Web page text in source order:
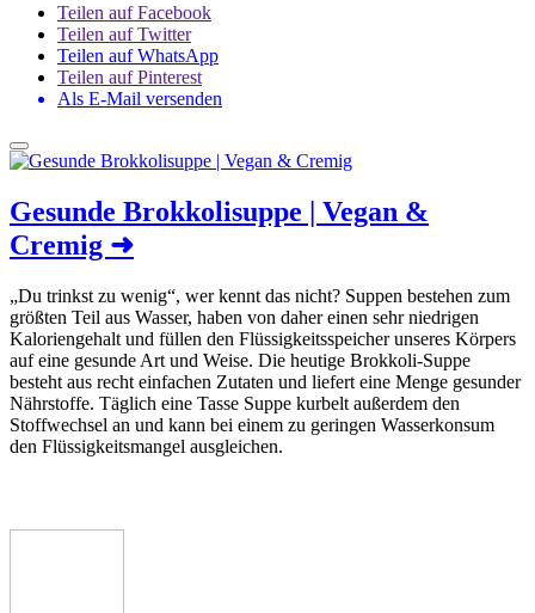
Teilen auf Facebook
Teilen auf Twitter
Teilen auf WhatsApp
Teilen auf Pinterest
Als E-Mail versenden
Gesunde Brokkolisuppe | Vegan &
Cremig ➜
„Du trinkst zu wenig“, wer kennt das nicht? Suppen bestehen zum
größten Teil aus Wasser, haben von daher einen sehr niedrigen
Kaloriengehalt und füllen den Flüssigkeitsspeicher unseres Körpers
auf eine gesunde Art und Weise. Die heutige Brokkoli-Suppe
besteht aus recht einfachen Zutaten und liefert eine Menge gesunder
Nährstoffe. Täglich eine Tasse Suppe kurbelt außerdem den
Stoffwechsel an und kann bei einem zu geringen Wasserkonsum
den Flüssigkeitsmangel ausgleichen.